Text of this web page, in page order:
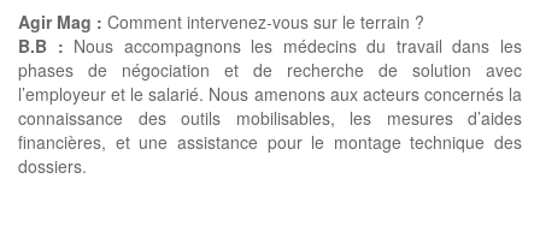
Agir Mag : Comment intervenez-vous sur le terrain ?
B.B : Nous accompagnons les médecins du travail dans les
phases de négociation et de recherche de solution avec
l’employeur et le salarié. Nous amenons aux acteurs concernés la
connaissance des outils mobilisables, les mesures d’aides
financières, et une assistance pour le montage technique des
dossiers.